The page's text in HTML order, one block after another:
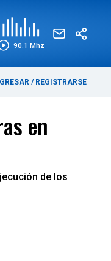
90.1 Mhz
/ REGISTRARSE
en
de los